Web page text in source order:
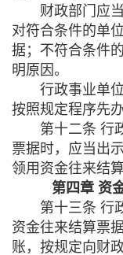
财政部门应当
对符合条件的单
据；不符合条件
明原因。
行政事业单位
按照规定程序先
第十二条 行政
票据时，应当出
领用资金往来结
第四章 资
第十三条 行政
资金往来结算票
账，按规定向财